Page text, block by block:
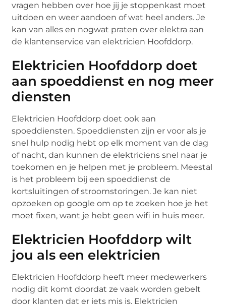
vragen hebben over hoe jij je stoppenkast moet
uitdoen en weer aandoen of wat heel anders. Je
kan van alles en nogwat praten over elektra aan
de klantenservice van elektricien Hoofddorp.
Elektricien Hoofddorp doet
aan spoeddienst en nog meer
diensten
Elektricien Hoofddorp doet ook aan
spoeddiensten. Spoeddiensten zijn er voor als je
snel hulp nodig hebt op elk moment van de dag
of nacht, dan kunnen de elektriciens snel naar je
toekomen en je helpen met je probleem. Meestal
is het probleem bij een spoeddienst de
kortsluitingen of stroomstoringen. Je kan niet
opzoeken op google om op te zoeken hoe je het
moet fixen, want je hebt geen wifi in huis meer.
Elektricien Hoofddorp wilt
jou als een elektricien
Elektricien Hoofddorp heeft meer medewerkers
nodig dit komt doordat ze vaak worden gebelt
door klanten dat er iets mis is. Elektricien